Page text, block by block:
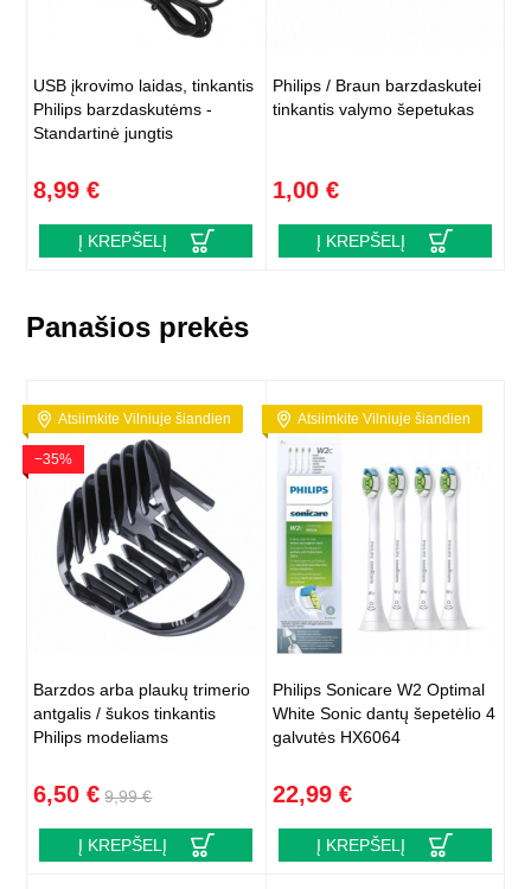
USB įkrovimo laidas, tinkantis
Philips barzdaskutėms -
Standartinė jungtis
8,99 €
Į KREPŠELĮ
Philips / Braun barzdaskutei
tinkantis valymo šepetukas
1,00 €
Į KREPŠELĮ
Panašios prekės
Atsiimkite Vilniuje šiandien
−35%
Barzdos arba plaukų trimerio
antgalis / šukos tinkantis
Philips modeliams
6,50 € 9,99 €
Į KREPŠELĮ
Atsiimkite Vilniuje šiandien
Philips Sonicare W2 Optimal
White Sonic dantų šepetėlio 4
galvutės HX6064
22,99 €
Į KREPŠELĮ